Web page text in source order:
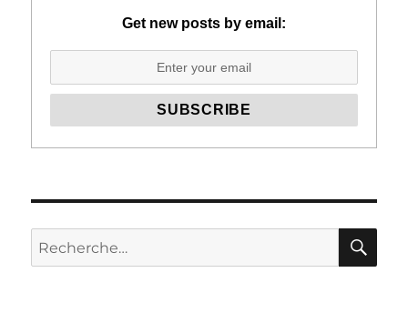
Get new posts by email:
Recherche
pour :